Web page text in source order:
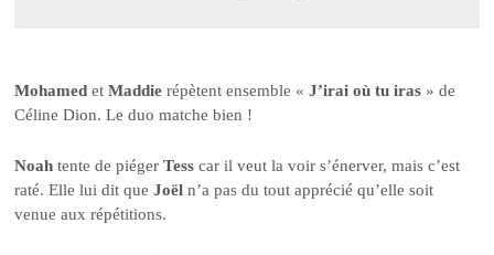
Mohamed etMaddie répètent ensemble «J’irai où tu iras » de
Céline Dion. Le duo matche bien !
Noah tente de piégerTess car il veut la voir s’énerver, mais c’est
raté. Elle lui dit queJoël n’a pas du tout apprécié qu’elle soit
venue aux répétitions.